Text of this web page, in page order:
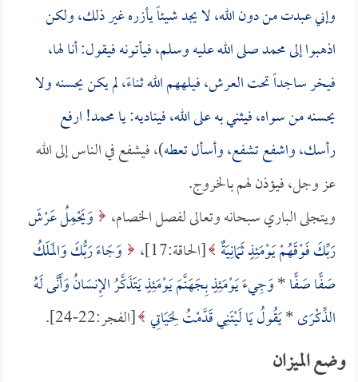
وإني عبدت من دون الله، لا يجد شيئاً يأزره غير ذلك، ولكن
اذهبوا إلى محمد صلى الله عليه وسلم، فيأتونه فيقول: أنا لها،
فيخر ساجداً تحت العرش، فيلههم الله ثناءً، لم يكن يحسنه ولا
يحسنه من سواه، فيثني به على الله، فيناديه: يا محمد! ارفع
رأسك، واشفع تشفع، وأسأل تعطه)، فيشفع في الناس إلى الله
عز وجل، فيؤذن لهم بالخروج.
ويتجلى الباري سبحانه وتعالى لفصل الخصام،
وَيَحْمِلُ عَرْشَ
رَبِّكَ فَوْقَهُمْ يَوْمَئِذٍ ثَمَانِيَةٌ [الحاقة:17]،
وَجَاءَ رَبُّكَ وَالمَلَكُ
صَفًّا صَفًّا*وَجِيءَ يَوْمَئِذٍ بِجَهَنَّمَ يَوْمَئِذٍ يَتَذَكَّرُ الإِنسَانُ وَأَنَّى لَهُ
الذِّكْرَى*يَقُولُ يَا لَيْتَنِي قَدَّمْتُ لِحَيَاتِي [الفجر:22-24].
وضع الميزان